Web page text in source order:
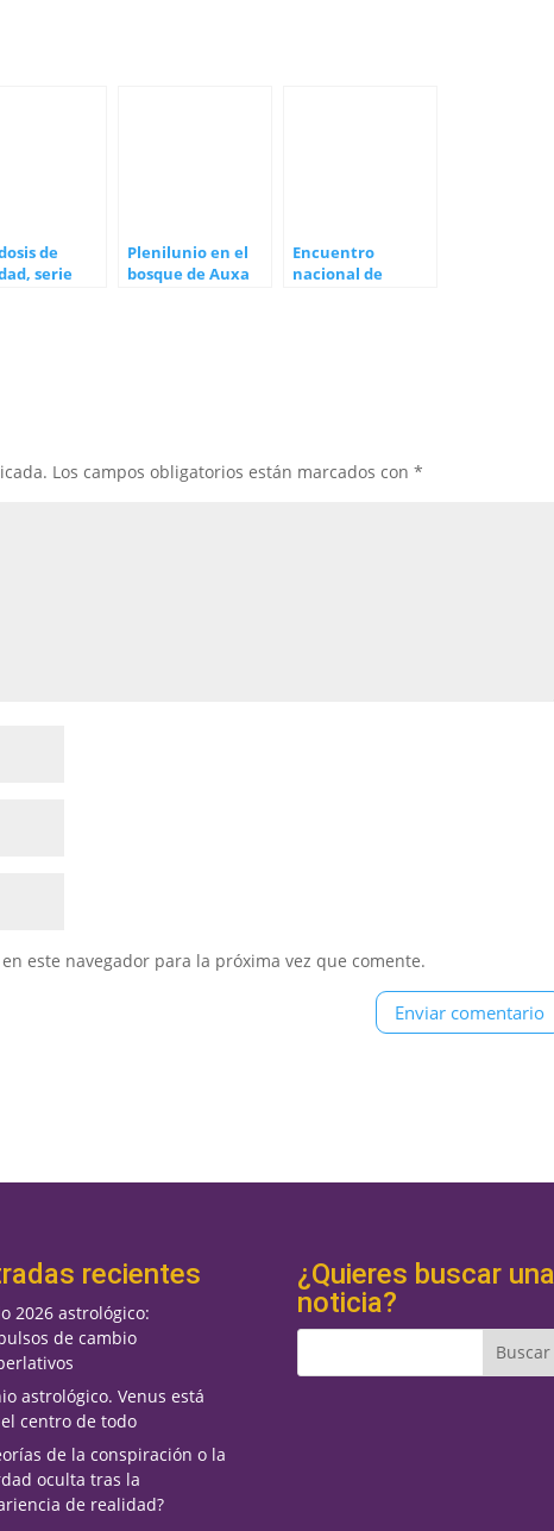
de
serie
Plenilunio en el
bosque de Auxa
Encuentro
nacional de
Los campos obligatorios están marcados con*
este navegador para la próxima vez que comente.
recientes
2026 astrológico:
de cambio
astrológico. Venus está
centro de todo
de la conspiración o la
oculta tras la
de realidad?
¿Quieres buscar una
noticia?